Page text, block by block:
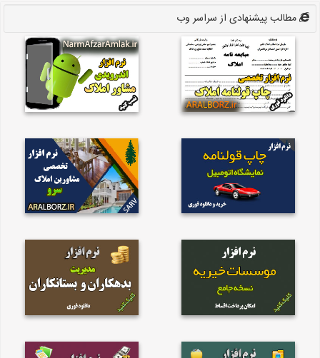
مطالب پیشنهادی از سراسر وب